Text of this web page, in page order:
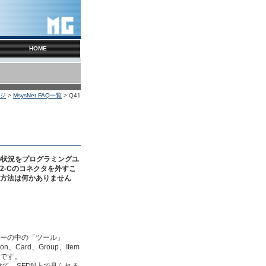
HOME
> MsysNet FAQ一覧 > Q41
況をプログラミングユ
Cのコネクタを外すこ
法は何かありません
の中の「ツール」
、Card、Group、Item
す。